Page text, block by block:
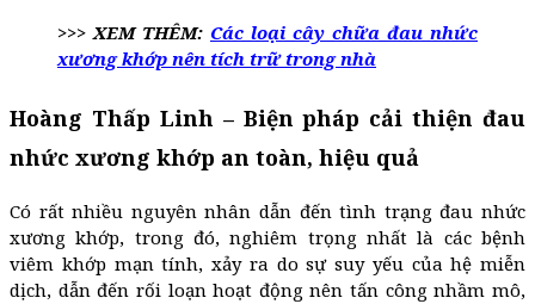
>>> XEM THÊM: Các loại cây chữa đau nhức
xương khớp nên tích trữ trong nhà
Hoàng Thấp Linh – Biện pháp cải thiện đau
nhức xương khớp an toàn, hiệu quả
Có rất nhiều nguyên nhân dẫn đến tình trạng đau nhức
xương khớp, trong đó, nghiêm trọng nhất là các bệnh
viêm khớp mạn tính, xảy ra do sự suy yếu của hệ miễn
dịch, dẫn đến rối loạn hoạt động nên tấn công nhầm mô,